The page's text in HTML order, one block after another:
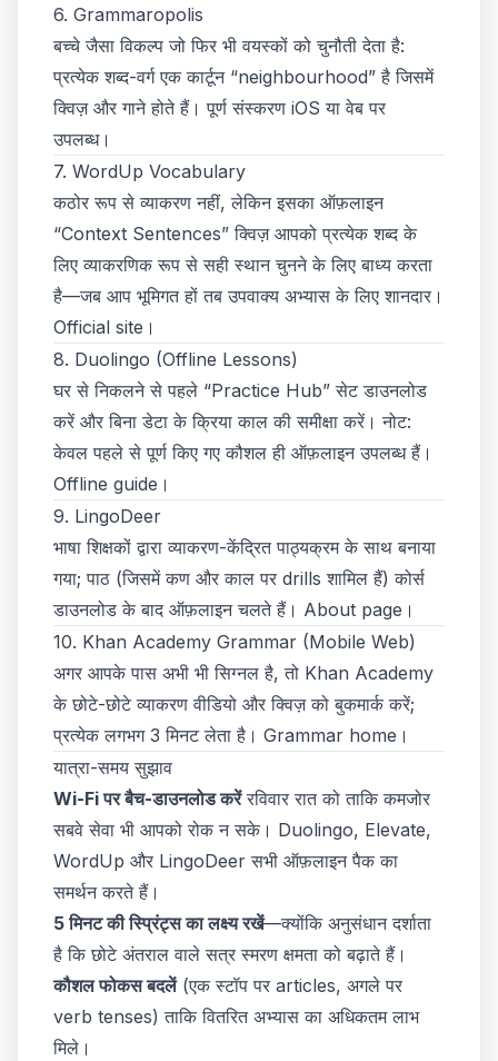
6. Grammaropolis
बच्चे जैसा विकल्प जो फिर भी वयस्कों को चुनौती देता है:
प्रत्येक शब्द-वर्ग एक कार्टून “neighbourhood” है जिसमें
क्विज़ और गाने होते हैं। पूर्ण संस्करण iOS या वेब पर
उपलब्ध।
7. WordUp Vocabulary
कठोर रूप से व्याकरण नहीं, लेकिन इसका ऑफ़लाइन
“Context Sentences” क्विज़ आपको प्रत्येक शब्द के
लिए व्याकरणिक रूप से सही स्थान चुनने के लिए बाध्य करता
है—जब आप भूमिगत हों तब उपवाक्य अभ्यास के लिए शानदार।
Official site ।
8. Duolingo (Offline Lessons)
घर से निकलने से पहले “Practice Hub” सेट डाउनलोड
करें और बिना डेटा के क्रिया काल की समीक्षा करें। नोट:
केवल पहले से पूर्ण किए गए कौशल ही ऑफ़लाइन उपलब्ध हैं।
Offline guide ।
9. LingoDeer
भाषा शिक्षकों द्वारा व्याकरण-केंद्रित पाठ्यक्रम के साथ बनाया
गया; पाठ (जिसमें कण और काल पर drills शामिल हैं) कोर्स
डाउनलोड के बाद ऑफ़लाइन चलते हैं। About page ।
10. Khan Academy Grammar (Mobile Web)
अगर आपके पास अभी भी सिग्नल है, तो Khan Academy
के छोटे-छोटे व्याकरण वीडियो और क्विज़ को बुकमार्क करें;
प्रत्येक लगभग 3 मिनट लेता है। Grammar home ।
यात्रा-समय सुझाव
Wi-Fi पर बैच-डाउनलोड करेंरविवार रात को ताकि कमजोर
सबवे सेवा भी आपको रोक न सके। Duolingo, Elevate,
WordUp और LingoDeer सभी ऑफ़लाइन पैक का
समर्थन करते हैं।
5 मिनट की स्प्रिंट्स का लक्ष्य रखें—क्योंकि अनुसंधान दर्शाता
है कि छोटे अंतराल वाले सत्र स्मरण क्षमता को बढ़ाते हैं।
कौशल फोकस बदलें(एक स्टॉप पर articles, अगले पर
verb tenses) ताकि वितरित अभ्यास का अधिकतम लाभ
मिले।